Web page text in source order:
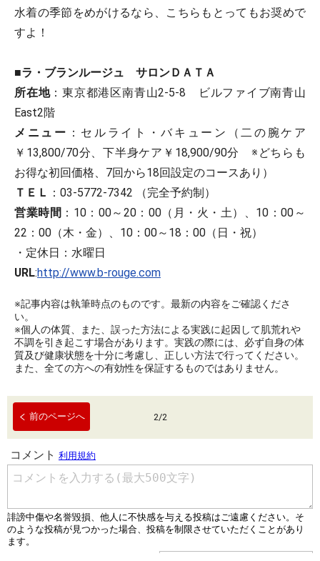
水着の季節をめがけるなら、こちらもとってもお奨めで
すよ！
■ラ・ブランルージュ サロンＤＡＴＡ
所在地：東京都港区南青山2-5-8 ビルファイブ南青山
East2階
メニュー ：セルライト・バキューン（二の腕ケア
￥13,800/70分、下半身ケア￥18,900/90分 ※どちらも
お得な初回価格、7回から18回設定のコースあり）
ＴＥＬ ：03-5772-7342 （完全予約制）
営業時間 ：10：00～20：00（月・火・土）、10：00～
22：00（木・金）、10：00～18：00（日・祝）
・定休日：水曜日
URL:http://www.b-rouge.com
※記事内容は執筆時点のものです。最新の内容をご確認くださ
い。
※個人の体質、また、誤った方法による実践に起因して肌荒れや
不調を引き起こす場合があります。実践の際には、必ず自身の体
質及び健康状態を十分に考慮し、正しい方法で行ってください。
また、全ての方への有効性を保証するものではありません。
前のページへ 2/2